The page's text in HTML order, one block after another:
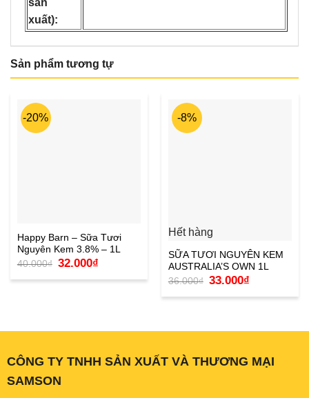
sản
xuất):
Sản phẩm tương tự
-20%
Happy Barn – Sữa Tươi
Nguyên Kem 3.8% – 1L
40.000₫ Giá
gốc
là:
32.000₫Giá
tại
-8%
Hết hàng
SỮA TƯƠI NGUYÊN KEM
AUSTRALIA’S OWN 1L
36.000₫ Giá
gốc
là:
33.000₫Giá
tại
CÔNG TY TNHH SẢN XUẤT VÀ THƯƠNG MẠI
SAMSON